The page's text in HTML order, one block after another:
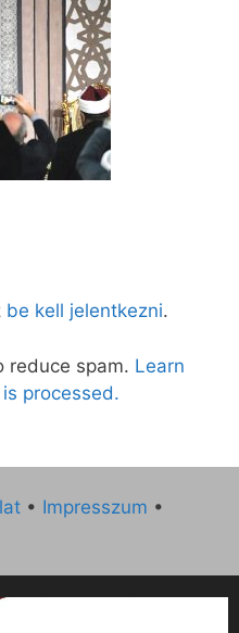
be kell jelentkezni.
reduce spam. Learn
processed.
• Impresszum •